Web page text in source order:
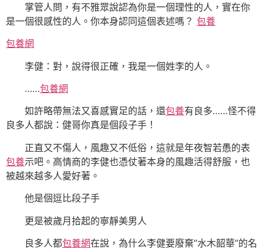
掌管人問，有不雅眾說認為你是一個理性的人，實在你
是一個很感性的人。你本身認同這個表述嗎？ 包養
包養網
李健：對，說得很正確，我是一個姓李的人。
……包養網
如許略帶無法又喜感實足的話，還包養有良多……怪不得
良多人都說：健哥你真是個段子手！
正直又不傷人，風趣又不低俗，這就是年夜智若愚的表
包養示吧。高情商的李健也憑仗著本身的風趣活得舒服，也
被越來越多人愛好著。
他是個逗比段子手
更是被歲月拾起的寧靜美男人
良多人都包養網在說，為什么李健要廢棄“水木韶華”的名